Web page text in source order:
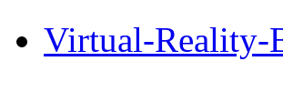
Virtual-Reality-